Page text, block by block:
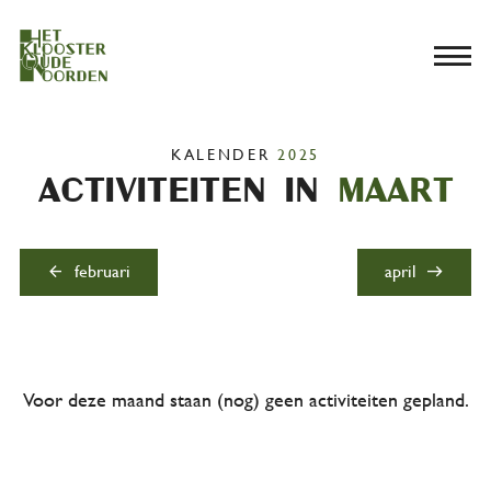
menu
KALENDER2025
Activiteiten in maart
arrow_back februari april east
Voor deze maand staan (nog) geen activiteiten gepland.